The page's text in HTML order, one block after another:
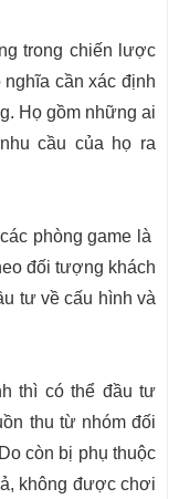
trong chiến lược
cần xác định
Họ gồm những ai
cầu của họ ra
phòng game là
đối tượng khách
tư về cấu hình và
thì có thể đầu tư
thu từ nhóm đối
còn bị phụ thuộc
không được chơi